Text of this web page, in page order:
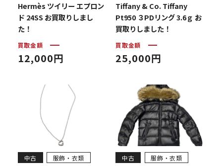
Hermès ツイリー エプロン
ド 24SS お買取りしまし
た！
買取金額
12,000円
Tiffany & Co. Tiffany
Pt950 ３PDリング 3.6ｇ お
買取りしました！
買取金額
25,000円
中古 服飾・衣類 中古 服飾・衣類